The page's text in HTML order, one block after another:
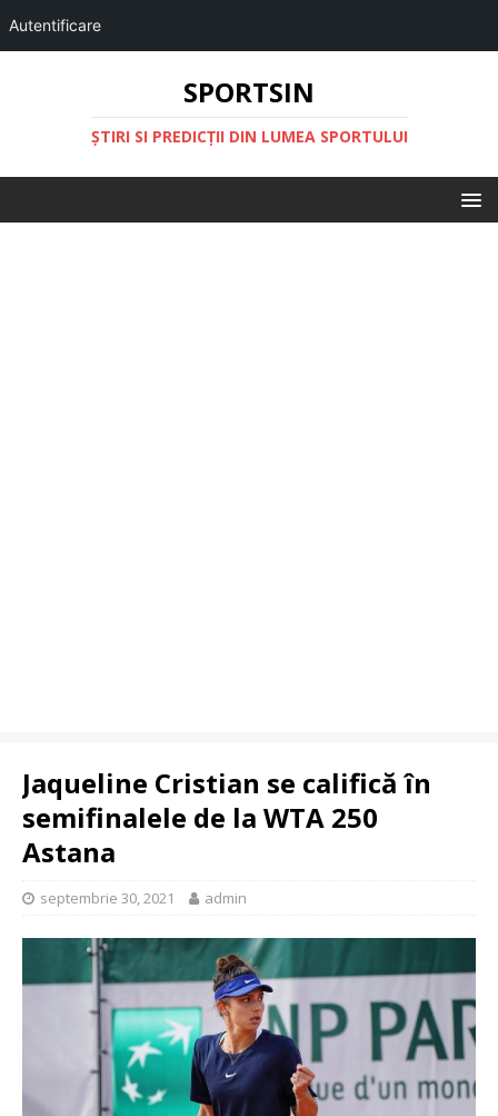
Autentificare
SPORTSIN
ŞTIRI SI PREDICŢII DIN LUMEA SPORTULUI
Jaqueline Cristian se califică în
semifinalele de la WTA 250
Astana
septembrie 30, 2021 admin